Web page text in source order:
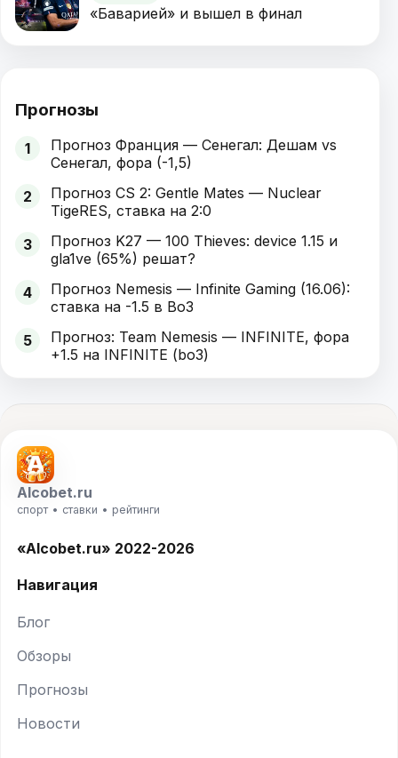
«Баварией» и вышел в финал
Прогнозы
1
Прогноз Франция — Сенегал: Дешам vs
Сенегал, фора (-1,5)
2
Прогноз CS 2: Gentle Mates — Nuclear
TigeRES, ставка на 2:0
3
Прогноз K27 — 100 Thieves: device 1.15 и
gla1ve (65%) решат?
4
Прогноз Nemesis — Infinite Gaming (16.06):
ставка на -1.5 в Bo3
5
Прогноз: Team Nemesis — INFINITE, фора
+1.5 на INFINITE (bo3)
Alcobet.ru
спорт • ставки • рейтинги
«Alcobet.ru» 2022-2026
Навигация
Блог
Обзоры
Прогнозы
Новости